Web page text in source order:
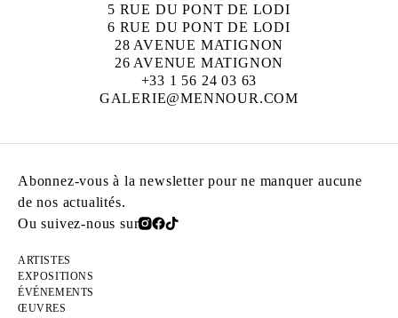
5 RUE DU PONT DE LODI
6 RUE DU PONT DE LODI
28 AVENUE MATIGNON
26 AVENUE MATIGNON
+33 1 56 24 03 63
GALERIE@MENNOUR.COM
Abonnez-vous à la newsletter pour ne manquer aucune
de nos actualités.
Ou suivez-nous sur
ARTISTES
EXPOSITIONS
ÉVÉNEMENTS
ŒUVRES